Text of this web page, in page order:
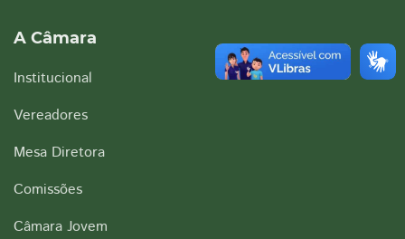
A Câmara
Institucional
Vereadores
Mesa Diretora
Comissões
Câmara Jovem